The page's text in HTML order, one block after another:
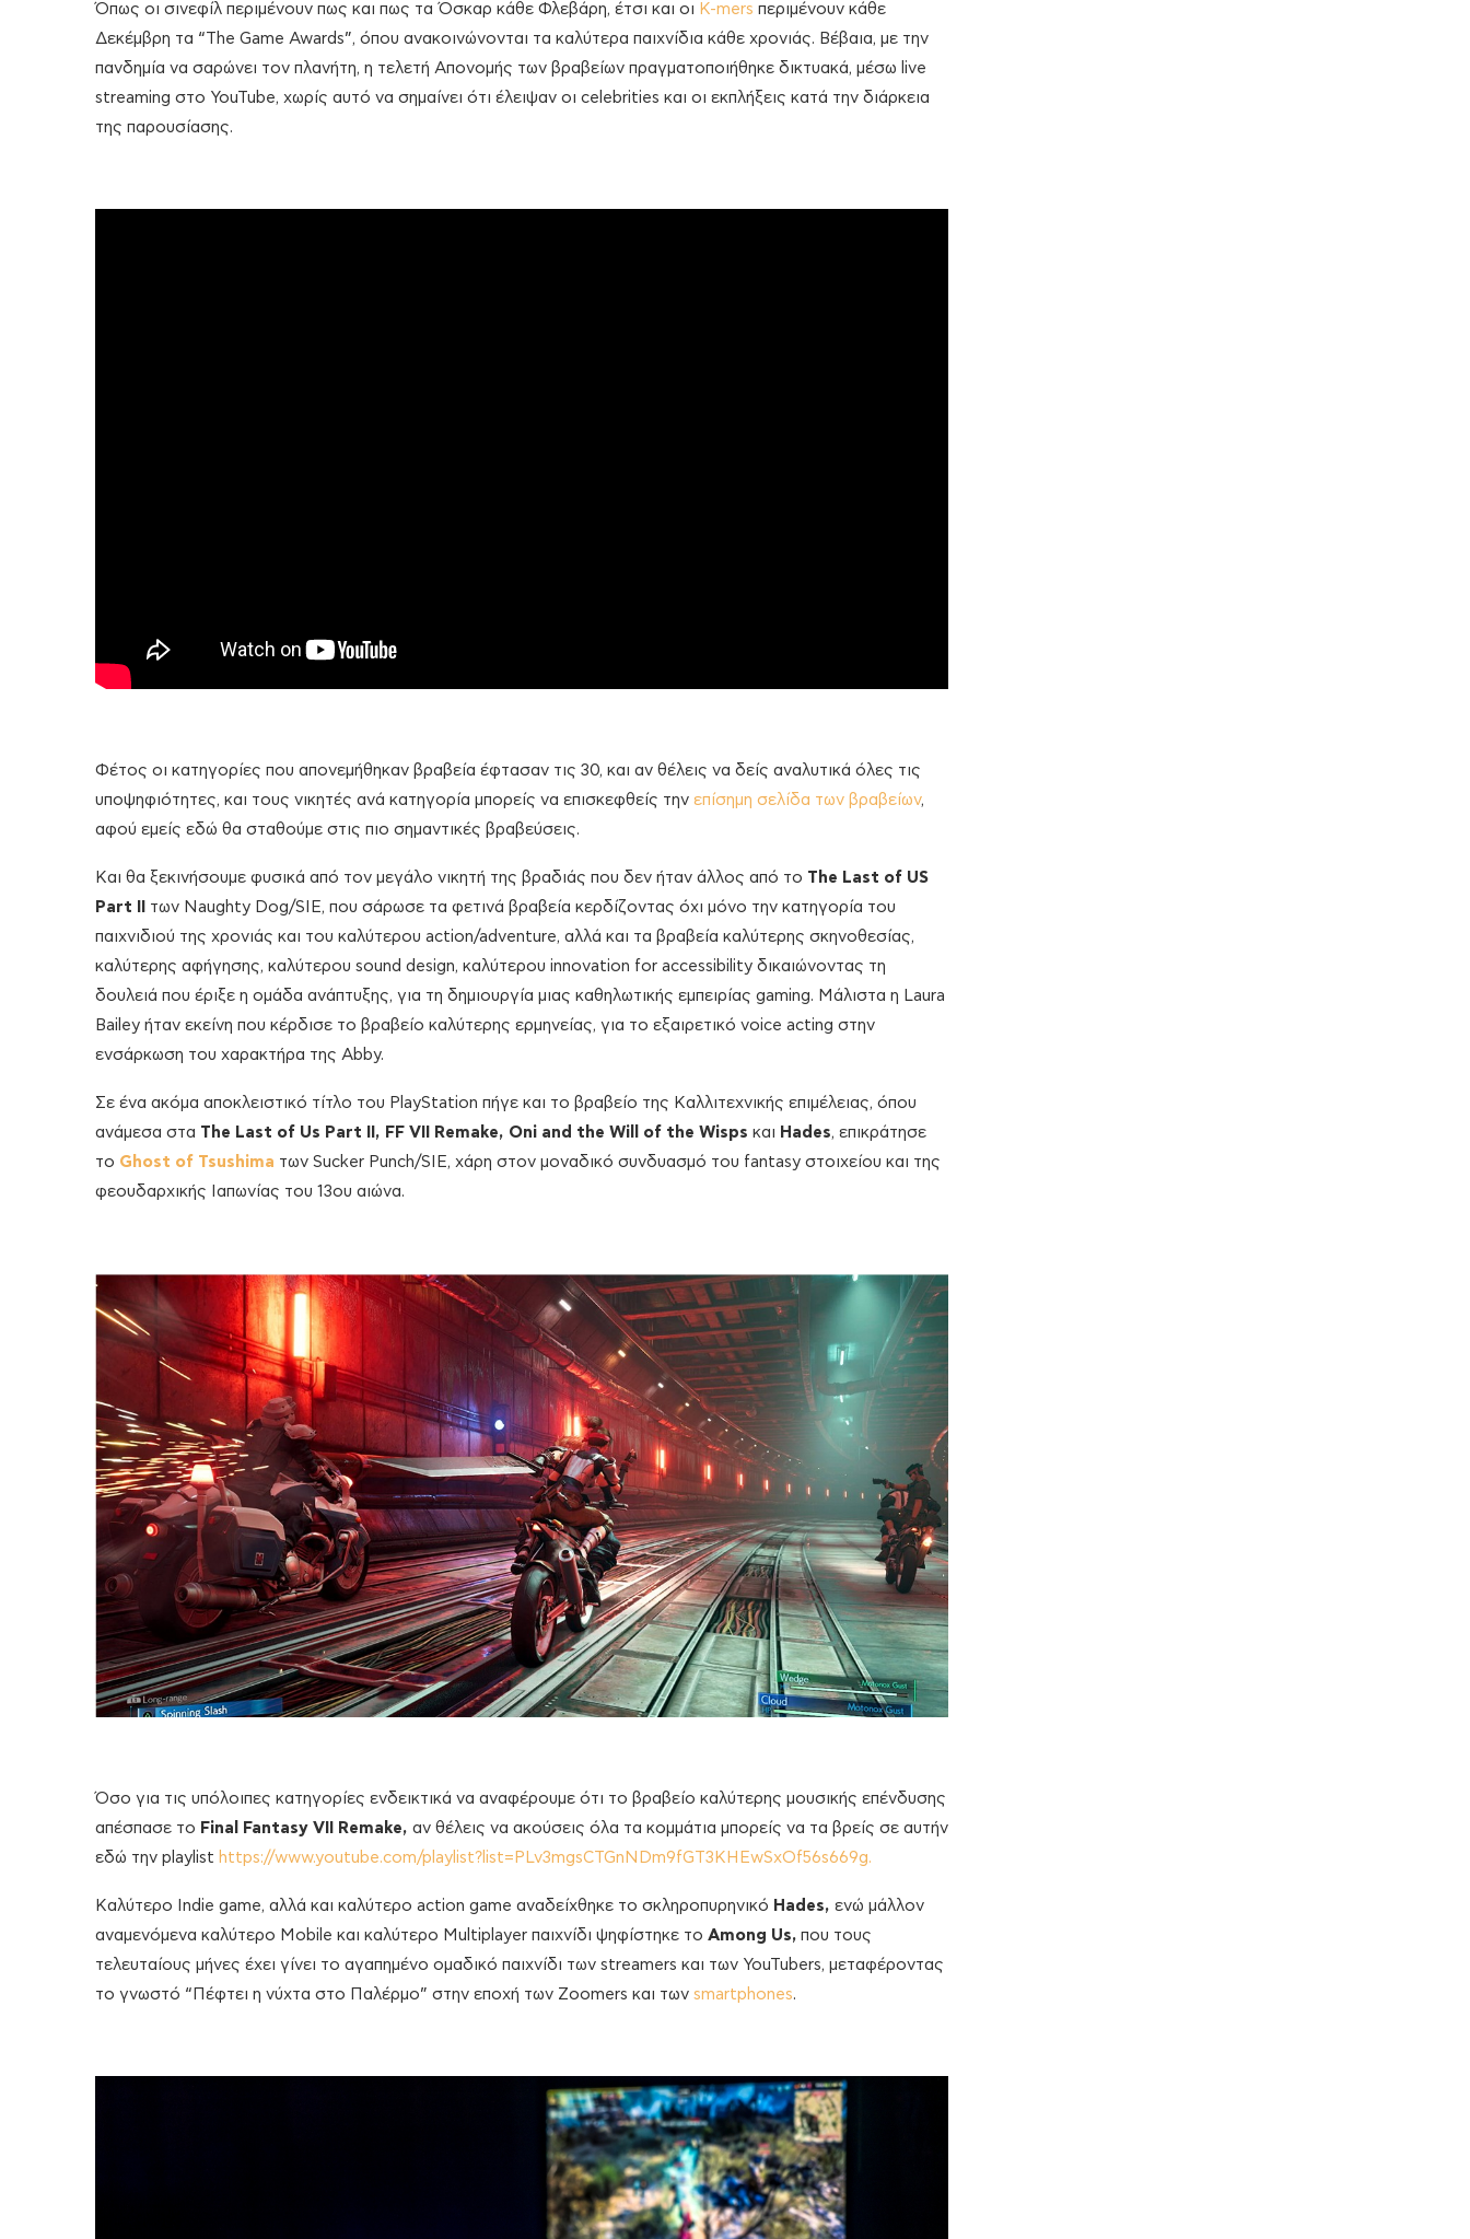
Όπως οι σινεφίλ περιμένουν πως και πως τα Όσκαρ κάθε Φλεβάρη, έτσι και οι K-mers περιμένουν κάθε
Δεκέμβρη τα “The Game Awards”, όπου ανακοινώνονται τα καλύτερα παιχνίδια κάθε χρονιάς. Βέβαια, με την
πανδημία να σαρώνει τον πλανήτη, η τελετή Απονομής των βραβείων πραγματοποιήθηκε δικτυακά, μέσω live
streaming στο YouTube, χωρίς αυτό να σημαίνει ότι έλειψαν οι celebrities και οι εκπλήξεις κατά την διάρκεια
της παρουσίασης.
Φέτος οι κατηγορίες που απονεμήθηκαν βραβεία έφτασαν τις 30, και αν θέλεις να δείς αναλυτικά όλες τις
υποψηφιότητες, και τους νικητές ανά κατηγορία μπορείς να επισκεφθείς την επίσημη σελίδα των βραβείων,
αφού εμείς εδώ θα σταθούμε στις πιο σημαντικές βραβεύσεις.
Και θα ξεκινήσουμε φυσικά από τον μεγάλο νικητή της βραδιάς που δεν ήταν άλλος από το The Last of US
Part
των Naughty Dog/SIE, που σάρωσε τα φετινά βραβεία κερδίζοντας όχι μόνο την κατηγορία του
παιχνιδιού της χρονιάς και του καλύτερου action/adventure, αλλά και τα βραβεία καλύτερης σκηνοθεσίας,
καλύτερης αφήγησης, καλύτερου sound design, καλύτερου innovation for accessibility δικαιώνοντας τη
δουλειά που έριξε η ομάδα ανάπτυξης, για τη δημιουργία μιας καθηλωτικής εμπειρίας gaming. Μάλιστα η Laura
Bailey ήταν εκείνη που κέρδισε το βραβείο καλύτερης ερμηνείας, για τo εξαιρετικό voice acting στην
ενσάρκωση του χαρακτήρα της Abby.
Σε ένα ακόμα αποκλειστικό τίτλο του PlayStation πήγε και το βραβείο της Καλλιτεχνικής επιμέλειας, όπου
ανάμεσα στα The Last of Us Part , FF VII Remake, Oni and the Will of the Wisps και Hades, επικράτησε
το Ghost of Tsushima των Sucker Punch/SIE, χάρη στον μοναδικό συνδυασμό του fantasy στοιχείου και της
φεουδαρχικής Ιαπωνίας του 13ου αιώνα.
Όσο για τις υπόλοιπες κατηγορίες ενδεικτικά να αναφέρουμε ότι το βραβείο καλύτερης μουσικής επένδυσης
απέσπασε το Final Fantasy VII Remake, αν θέλεις να ακούσεις όλα τα κομμάτια μπορείς να τα βρείς σε αυτήν
εδώ την playlist https://www.youtube.com/playlist?list=PLv3mgsCTGnNDm9fGT3KHEwSxOf56s669g.
Καλύτερο Indie game, αλλά και καλύτερο action game αναδείχθηκε το σκληροπυρηνικό Hades, ενώ μάλλον
αναμενόμενα καλύτερο Mobile και καλύτερο Multiplayer παιχνίδι ψηφίστηκε το Among Us, που τους
τελευταίους μήνες έχει γίνει το αγαπημένο ομαδικό παιχνίδι των streamers και των YouTubers, μεταφέροντας
το γνωστό “Πέφτει η νύχτα στο Παλέρμο” στην εποχή των Zoomers και των smartphones.